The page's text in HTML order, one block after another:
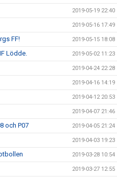
2019-05-19 22:40
2019-05-16 17:49
FF! 2019-05-15 18:08
Lödde. 2019-05-02 11:23
2019-04-24 22:28
2019-04-16 14:19
2019-04-12 20:53
2019-04-07 21:46
och P07 2019-04-05 21:24
2019-04-03 19:23
2019-03-28 10:54
2019-03-27 12:55